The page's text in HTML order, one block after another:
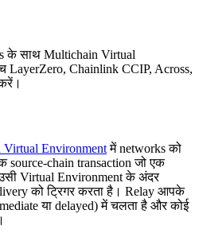
के साथ Multichain Virtual
LayerZero, Chainlink CCIP, Across,
Environmentमें networks को
source-chain transaction जो एक
Virtual Environment के अंदर
को ट्रिगर करता है। Relay आपके
या delayed) में चलता है और कोई